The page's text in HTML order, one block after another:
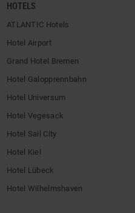
HOTELS
ATLANTIC Hotels
Hotel Airport
Grand Hotel Bremen
Hotel Galopprennbahn
Hotel Universum
Hotel Vegesack
Hotel Sail City
Hotel Kiel
Hotel Lübeck
Hotel Wilhelmshaven